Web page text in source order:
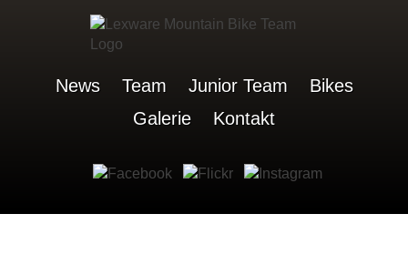
News Team Junior Team
Bikes
Galerie
Kontakt